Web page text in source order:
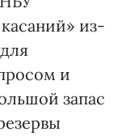
из-
и
запас